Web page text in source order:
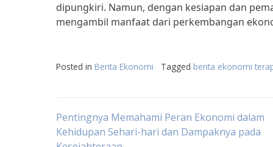
dipungkiri. Namun, dengan kesiapan dan
mengambil manfaat dari perkembangan
Posted in Berita Ekonomi Tagged berita ekonomi
Post
Pentingnya Memahami Peran Ekonomi dalam
Kehidupan Sehari-hari dan Dampaknya pada